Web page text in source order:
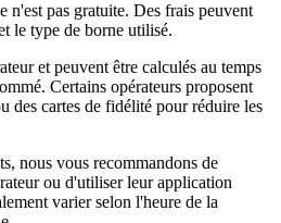
n'est pas gratuite. Des frais peuvent
le type de borne utilisé.
et peuvent être calculés au temps
Certains opérateurs proposent
des cartes de fidélité pour réduire les
nous vous recommandons de
ou d'utiliser leur application
varier selon l'heure de la